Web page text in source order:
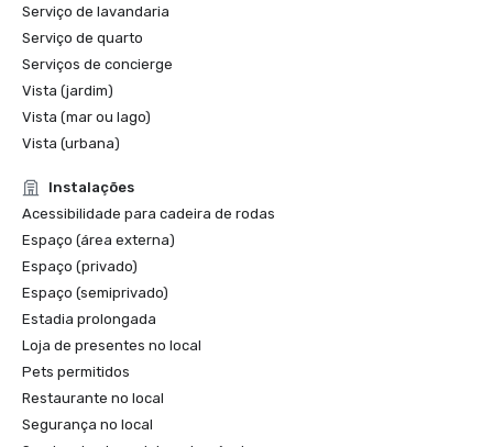
Serviço de lavandaria
Serviço de quarto
Serviços de concierge
Vista (jardim)
Vista (mar ou lago)
Vista (urbana)
Instalações
Acessibilidade para cadeira de rodas
Espaço (área externa)
Espaço (privado)
Espaço (semiprivado)
Estadia prolongada
Loja de presentes no local
Pets permitidos
Restaurante no local
Segurança no local